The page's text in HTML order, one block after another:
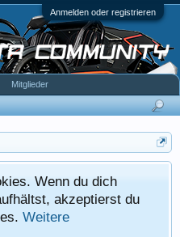
Anmelden oder registrieren
Wenn du dich
akzeptierst du
Weitere
Mitglieder